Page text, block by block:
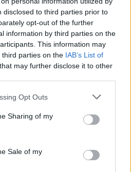
disclosed to third parties prior to
opt-out of the further
information by third parties on the
This information may
parties on the IAB’s List of
that may further disclose it to other
Opt Outs
Sharing of my
Sale of my